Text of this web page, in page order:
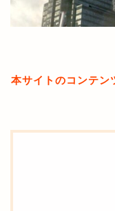
本サイトのコンテン